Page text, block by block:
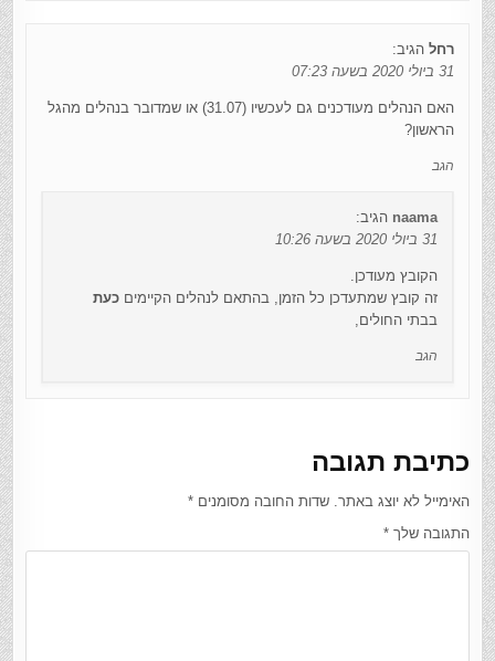
רחל הגיב:
31 ביולי 2020 בשעה 07:23
האם הנהלים מעודכנים גם לעכשיו (31.07) או שמדובר בנהלים מהגל
הראשון?
הגב
naama הגיב:
31 ביולי 2020 בשעה 10:26
הקובץ מעודכן.
זה קובץ שמתעדכן כל הזמן, בהתאם לנהלים הקיימיםכעת
בבתי החולים,
הגב
כתיבת תגובה
האימייל לא יוצג באתר. שדות החובה מסומנים*
התגובה שלך*